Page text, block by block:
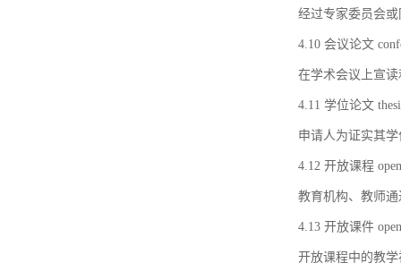
经过专家委员会
4.10 会议论文
在学术会议上宣
4.11 学位论文
申请人为证实其
4.12 开放课程
教育机构、教师
4.13 开放课件
开放课程中的教